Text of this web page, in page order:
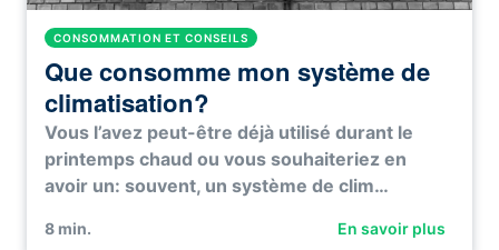
CONSOMMATION ET CONSEILS
Que consomme mon système de
climatisation?
Vous l’avez peut-être déjà utilisé durant le
printemps chaud ou vous souhaiteriez en
avoir un: souvent, un système de clim…
8 min. En savoir plus